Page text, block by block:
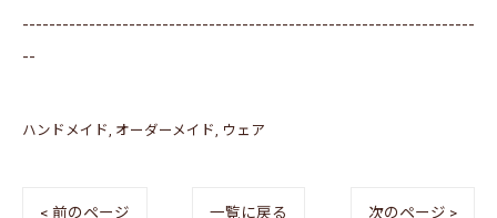
--------------------------------------------------------------------
--
ハンドメイド オーダーメイド ウェア
< 前のページ 一覧に戻る 次のページ >